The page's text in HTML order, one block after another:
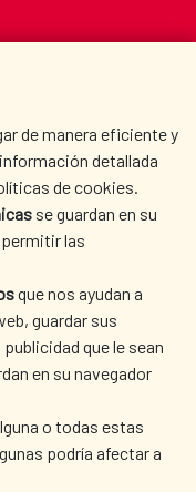
de manera eficiente y
detallada
de cookies.
se guardan en su
las
que nos ayudan a
guardar sus
que le sean
en su navegador
o todas estas
podría afectar a
NOUS COOPÉRONS
SALLE DE PRESSE
BIBLIOTHÈQUE